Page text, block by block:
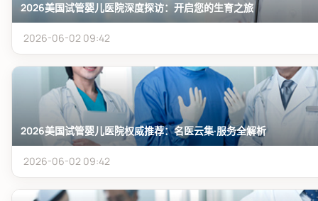
2026美国试管婴儿医院深度探访：开启您的生育之旅
2026-06-02 09:42
2026美国试管婴儿医院权威推荐：名医云集·服务全解析
2026-06-02 09:42